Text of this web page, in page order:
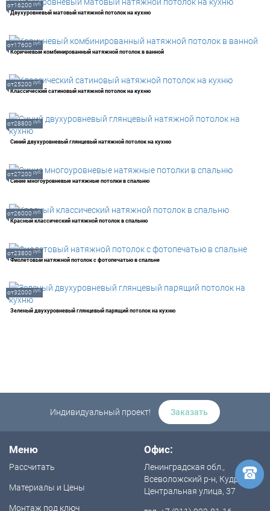
Двухуровневый матовый натяжной потолок на кухню
от16200 руб.
Коричневый комбинированный натяжной потолок в ванной
от17600 руб.
Классический сатиновый натяжной потолок на кухню
от25200 руб.
Синий двухуровневый глянцевый натяжной потолок на кухню
от28800 руб.
Синие многоуровневые натяжные потолки в спальню
от27200 руб.
Красный классический натяжной потолок в спальню
от26000 руб.
Фиолетовый натяжной потолок с фотопечатью в спальне
от23800 руб.
Зеленый двухуровневый глянцевый парящий потолок на кухню
от32000 руб.
Индивидуальный проект! Заказать
Меню
Рассчитать
Материалы и Цены
Монтаж под ключ
Офис:
Ленинградская обл.,
Всеволожский р-н, Кудрово,
Центральная улица, 37